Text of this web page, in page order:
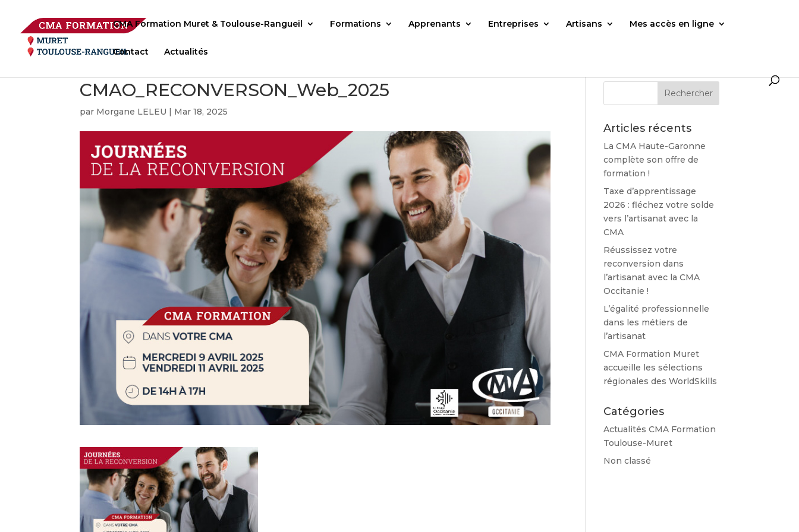
CMA Formation Muret & Toulouse-Rangueil Formations Apprenants Entreprises Artisans Mes accès en ligne
Contact Actualités
CMAO_RECONVERSON_Web_2025
par Morgane LELEU | Mar 18, 2025
Articles récents
La CMA Haute-Garonne
complète son offre de
formation !
Taxe d’apprentissage
2026 : fléchez votre solde
vers l’artisanat avec la
CMA
Réussissez votre
reconversion dans
l’artisanat avec la CMA
Occitanie !
L’égalité professionnelle
dans les métiers de
l’artisanat
CMA Formation Muret
accueille les sélections
régionales des WorldSkills
Catégories
Actualités CMA Formation
Toulouse-Muret
Non classé